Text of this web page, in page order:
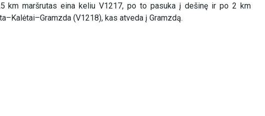
km maršrutas eina keliu V1217, po to pasuka į dešinę ir po 2 km
(V1218), kas atveda į Gramzdą.